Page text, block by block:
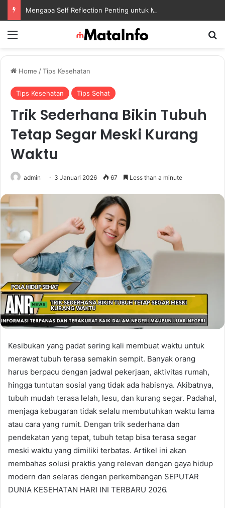
Home /Tips Kesehatan
Tips Kesehatan Tips Sehat
Trik Sederhana Bikin Tubuh
Tetap Segar Meski Kurang
Waktu
admin 3 Januari 2026 67 Less than a minute
Kesibukan yang padat sering kali membuat waktu untuk
merawat tubuh terasa semakin sempit. Banyak orang
harus berpacu dengan jadwal pekerjaan, aktivitas rumah,
hingga tuntutan sosial yang tidak ada habisnya. Akibatnya,
tubuh mudah terasa lelah, lesu, dan kurang segar. Padahal,
menjaga kebugaran tidak selalu membutuhkan waktu lama
atau cara yang rumit. Dengan trik sederhana dan
pendekatan yang tepat, tubuh tetap bisa terasa segar
meski waktu yang dimiliki terbatas. Artikel ini akan
membahas solusi praktis yang relevan dengan gaya hidup
modern dan selaras dengan perkembangan SEPUTAR
DUNIA KESEHATAN HARI INI TERBARU 2026.